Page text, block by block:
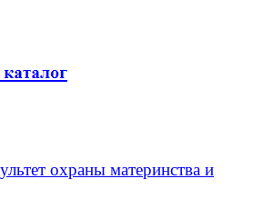
охраны материнства и